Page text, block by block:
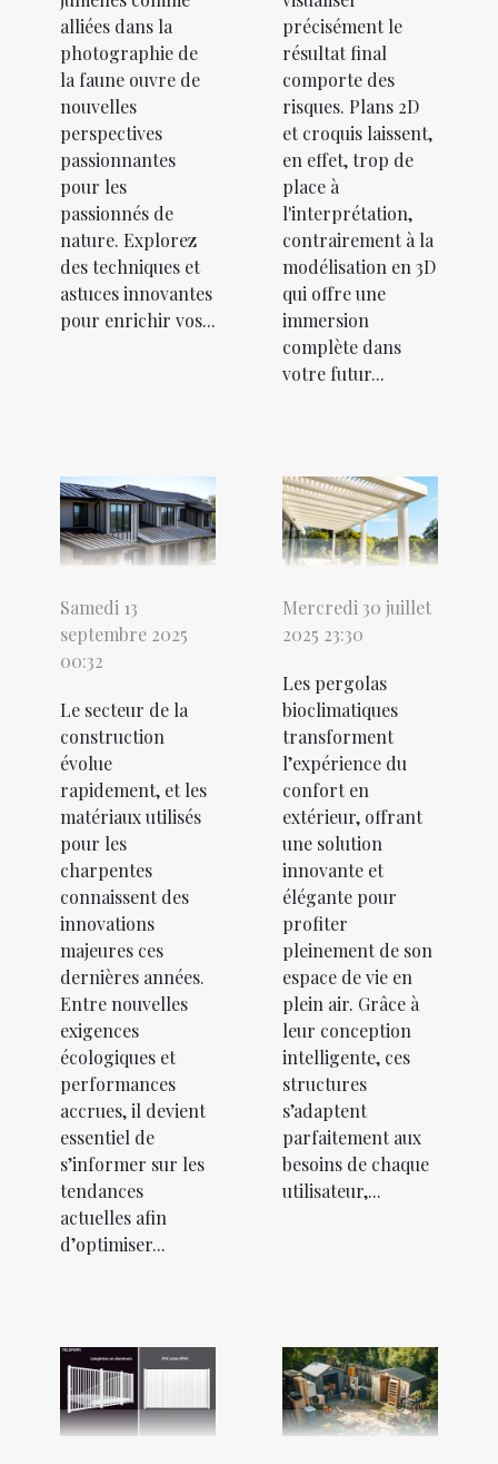
alliées dans la
photographie de
la faune ouvre de
nouvelles
perspectives
passionnantes
pour les
passionnés de
nature. Explorez
des techniques et
astuces innovantes
pour enrichir vos...
précisément le
résultat final
comporte des
risques. Plans 2D
et croquis laissent,
en effet, trop de
place à
l'interprétation,
contrairement à la
modélisation en 3D
qui offre une
immersion
complète dans
votre futur...
Samedi 13
septembre 2025
00:32
Le secteur de la
construction
évolue
rapidement, et les
matériaux utilisés
pour les
charpentes
connaissent des
innovations
majeures ces
dernières années.
Entre nouvelles
exigences
écologiques et
performances
accrues, il devient
essentiel de
s’informer sur les
tendances
actuelles afin
d’optimiser...
Mercredi 30 juillet
2025 23:30
Les pergolas
bioclimatiques
transforment
l’expérience du
confort en
extérieur, offrant
une solution
innovante et
élégante pour
profiter
pleinement de son
espace de vie en
plein air. Grâce à
leur conception
intelligente, ces
structures
s’adaptent
parfaitement aux
besoins de chaque
utilisateur,...